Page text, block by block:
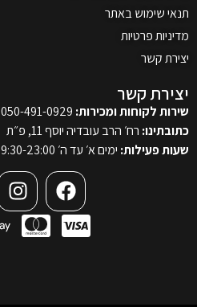
תנאי שימוש באתר
מדיניות פרטיות
יצירת קשר
יצירת קשר
שירות לקוחות ומכירות: 050-491-0929, 077-700-4560
כתובתינו: רח׳ הרב עובדיה יוסף 11, פ״ת
שעות פעילות: ימים א׳ עד ה׳ 9:30-23:00, ימי שישי 9:00-14:30